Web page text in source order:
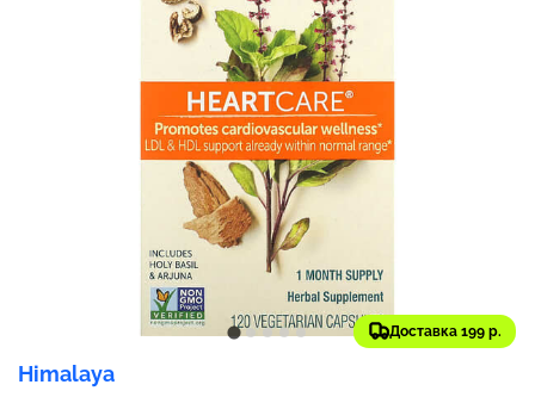
Доставка 199 р.
Himalaya